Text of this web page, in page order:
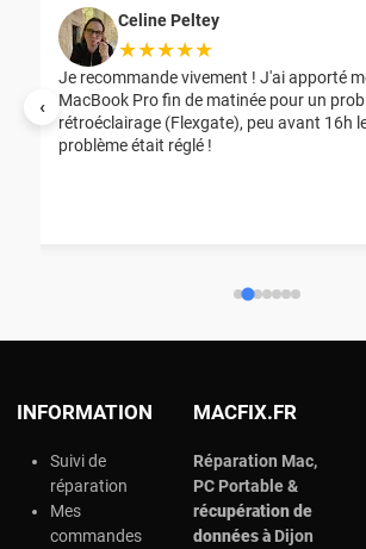
‹
Celine Peltey
★★★★★
Je recommande vivement ! J'ai apporté
MacBook Pro fin de matinée pour un
rétroéclairage (Flexgate), peu avant 16h
problème était réglé !
INFORMATION
Suivi de
réparation
Mes
commandes
MACFIX.FR
Réparation Mac,
PC Portable &
récupération de
données àDijon